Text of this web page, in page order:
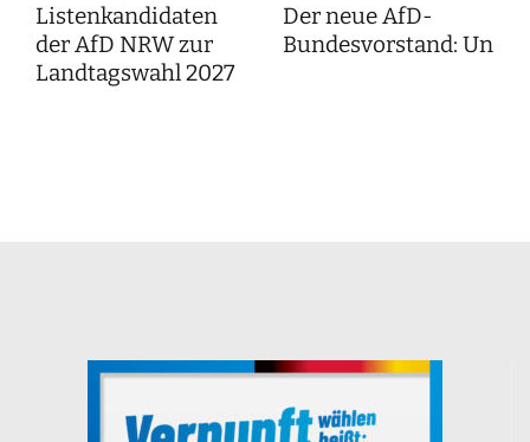
Listenkandidaten
der AfD NRW zur
Landtagswahl 2027
Der neue AfD-
Bundesvorstand: